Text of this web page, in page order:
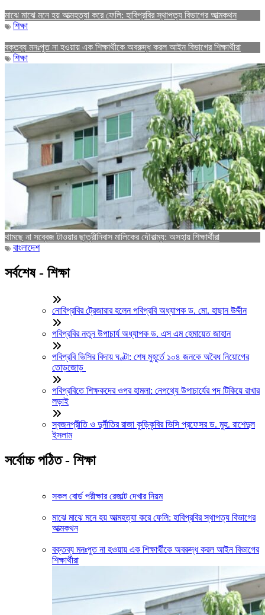
মাঝে মাঝে মনে হয় আত্মহত্যা করে ফেলি: হাবিপ্রবির স্থাপত্য বিভাগের আত্মকথন
শিক্ষা
বক্তব্য মনঃপুত না হওয়ায় এক শিক্ষার্থীকে অবরুদ্ধ করল আইন বিভাগের শিক্ষার্থীরা
শিক্ষা
থামছে না সব্বেজ টাওয়ার ছাত্রীনিবাস মালিকের দৌরাত্ম্য: অসহায় শিক্ষার্থীরা
বাংলাদেশ
সর্বশেষ - শিক্ষা
নোবিপ্রবির ট্রেজারার হলেন পবিপ্রবি অধ্যাপক ড. মো. হাছান উদ্দীন
পবিপ্রবির নতুন উপাচার্য অধ্যাপক ড. এস এম হেমায়েত জাহান
পবিপ্রবি ভিসির বিদায় ঘণ্টা: শেষ মুহূর্তে ১০৪ জনকে অবৈধ নিয়োগের
তোড়জোড়
পবিপ্রবিতে শিক্ষকদের ওপর হামলা: নেপথ্যে উপাচার্যের পদ টিকিয়ে রাখার
লড়াই
স্বজনপ্রীতি ও দুর্নীতির রাজা কুড়িকৃবির ভিসি প্রফেসর ড. মুহ. রাশেদুল
ইসলাম
সর্বোচ্চ পঠিত - শিক্ষা
সকল বোর্ড পরীক্ষার রেজাল্ট দেখার নিয়ম
মাঝে মাঝে মনে হয় আত্মহত্যা করে ফেলি: হাবিপ্রবির স্থাপত্য বিভাগের
আত্মকথন
বক্তব্য মনঃপুত না হওয়ায় এক শিক্ষার্থীকে অবরুদ্ধ করল আইন বিভাগের
শিক্ষার্থীরা